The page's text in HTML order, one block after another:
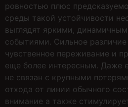
ровностью плюс
среды такой устойчивости
выглядят яркими,
событиями. Сильное различие
чувственное переживание и
еще более интересным. Даже
не связан с крупными
отхода от линии обычного
внимание а также